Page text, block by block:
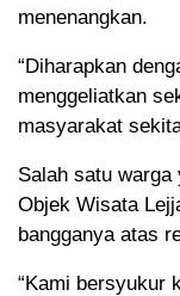
menenangkan.
“Diharapkan
menggeliatkan
masyarakat
Salah satu
Objek Wisata
bangganya atas
“Kami bersyukur